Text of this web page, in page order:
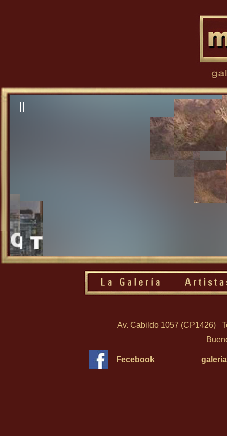
Av. Cabildo 1057 (CP1426)
Fecebook